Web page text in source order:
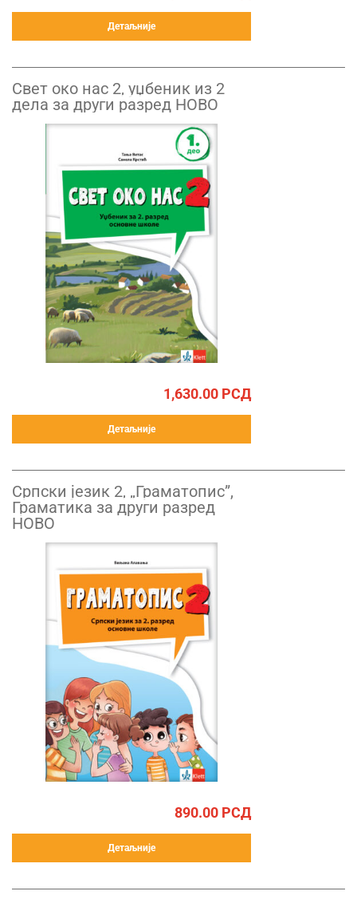
Детаљније
Свет око нас 2, уџбеник из 2
дела за други разред НОВО
1,630.00 РСД
Детаљније
Српски језик 2, „Граматопис”,
Граматика за други разред
НОВО
890.00 РСД
Детаљније